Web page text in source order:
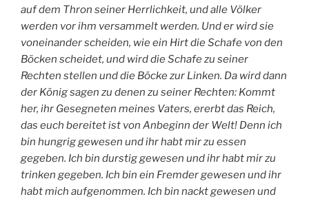
auf dem Thron seiner Herrlichkeit, und alle Völker
werden vor ihm versammelt werden. Und er wird sie
voneinander scheiden, wie ein Hirt die Schafe von den
Böcken scheidet, und wird die Schafe zu seiner
Rechten stellen und die Böcke zur Linken. Da wird dann
der König sagen zu denen zu seiner Rechten: Kommt
her, ihr Gesegneten meines Vaters, ererbt das Reich,
das euch bereitet ist von Anbeginn der Welt! Denn ich
bin hungrig gewesen und ihr habt mir zu essen
gegeben. Ich bin durstig gewesen und ihr habt mir zu
trinken gegeben. Ich bin ein Fremder gewesen und ihr
habt mich aufgenommen. Ich bin nackt gewesen und